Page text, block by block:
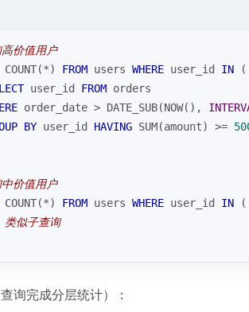
价值用户
COUNT(*) FROM users WHERE user_id IN (
user_id FROM orders
order_date > DATE_SUB(NOW(),
BY user_id HAVING SUM(amount) >=
价值用户
COUNT(*) FROM users WHERE user_id IN (
似子查询
查询完成分层统计）：